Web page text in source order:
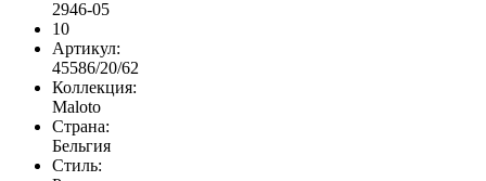
2946-05
10
Артикул:
45586/20/62
Коллекция:
Maloto
Страна:
Бельгия
Стиль: